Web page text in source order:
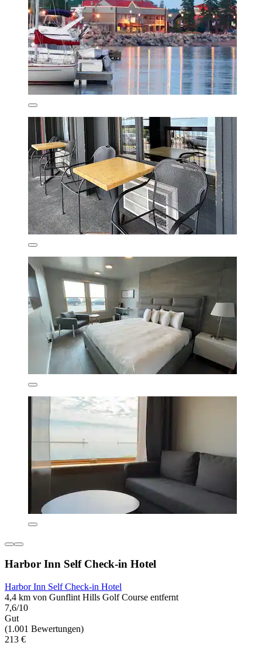
Harbor Inn Self Check-in Hotel
Harbor Inn Self Check-in Hotel
4,4 km von Gunflint Hills Golf Course entfernt
7,6/10
Gut
(1.001 Bewertungen)
213 €